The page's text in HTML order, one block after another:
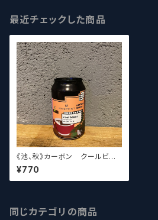
最近チェックした商品
《池、秋》カーボン クールビー
ンズ Carbon Brews cool
beans 【クラフトビール】
¥770
同じカテゴリの商品